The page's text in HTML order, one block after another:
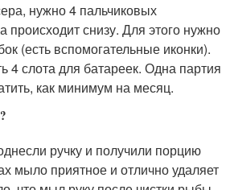
нужно 4 пальчиковых
происходит снизу. Для этого нужно
(есть вспомогательные иконки).
4 слота для батареек. Одна партия
как минимум на месяц.
ручку и получили порцию
мыло приятное и отлично удаляет